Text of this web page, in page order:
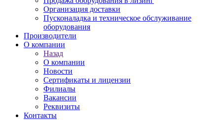
Организация доставки
Пусконаладка и техническое обслуживание
оборудования
Производители
О компании
Назад
О компании
Новости
Сертификаты и лицензии
Филиалы
Вакансии
Реквизиты
Контакты